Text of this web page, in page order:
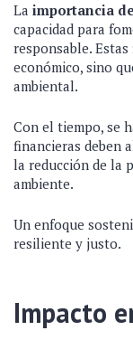
La importancia
capacidad para
responsable.
económico, sino
ambiental.
Con el tiempo, se
financieras deben
la reducción de la
ambiente.
Un enfoque
resiliente y justo.
Impacto